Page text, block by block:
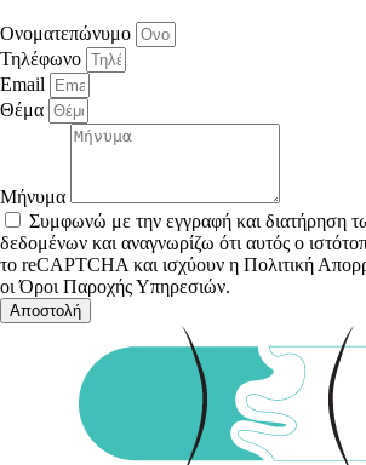
Ονοματεπώνυμο
Τηλέφωνο
Email
Θέμα
Μήνυμα
Συμφωνώ με την εγγραφή και διατήρηση
δεδομένων και αναγνωρίζω ότι αυτός ο
το reCAPTCHA και ισχύουν η Πολιτική
οι Όροι Παροχής Υπηρεσιών.
Αποστολή